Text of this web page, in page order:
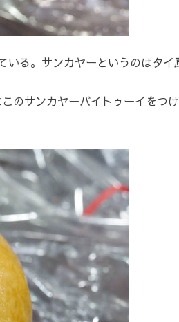
る。サンカヤーというのはタイ
のサンカヤーバイトゥーイをつ